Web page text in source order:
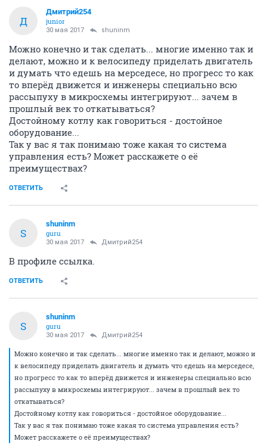
Д
Дмитрий254
junior
30 мая 2017 shuninm
Можно конечно и так сделать... многие именно так и
делают, можно и к велосипеду приделать двигатель
и думать что едешь на мерседесе, но прогресс то как
то вперёд движется и инженеры специально всю
рассыпуху в микросхемы интегрируют... зачем в
прошлый век то откатываться?
Достойному котлу как говориться - достойное
оборудование...
Так у вас я так понимаю тоже какая то система
управления есть? Может расскажете о её
преимуществах?
ОТВЕТИТЬ
S
shuninm
guru
30 мая 2017 Дмитрий254
В профиле ссылка.
ОТВЕТИТЬ
S
shuninm
guru
30 мая 2017 Дмитрий254
Можно конечно и так сделать... многие именно так и делают, можно и
к велосипеду приделать двигатель и думать что едешь на мерседесе,
но прогресс то как то вперёд движется и инженеры специально всю
рассыпуху в микросхемы интегрируют... зачем в прошлый век то
откатываться?
Достойному котлу как говориться - достойное оборудование...
Так у вас я так понимаю тоже какая то система управления есть?
Может расскажете о её преимуществах?